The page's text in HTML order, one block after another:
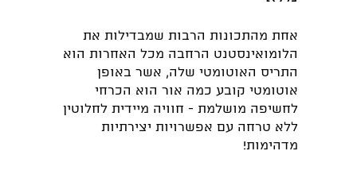
אחת מהתכונות הרבות שמבדילות את
הלומואינסטנט הרחבה מכל האחרות הוא
התריס האוטומטי שלה, אשר באופן
אוטומטי קובע כמה אור הוא הכרחי
לחשיפה מושלמת - חוויה מיידית לחלוטין
ללא טרחה עם אפשרויות יצירתיות
מדהימות!